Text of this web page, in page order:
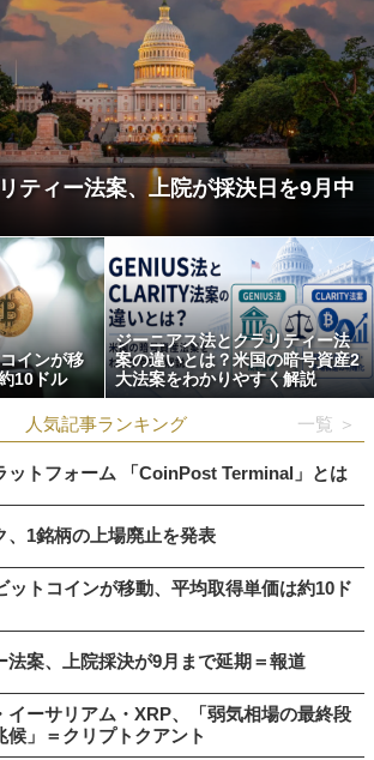
ティー法案、上院が採決日を9月中
インが移
10ドル
ジーニアス法とクラリティー法
案の違いとは？米国の暗号資産2
大法案をわかりやすく解説
人気記事ランキング 一覧 ＞
ットフォーム 「CoinPost Terminal」とは
、1銘柄の上場廃止を発表
ットコインが移動、平均取得単価は約10ド
法案、上院採決が9月まで延期＝報道
イーサリアム・XRP、「弱気相場の最終段
候」＝クリプトクアント